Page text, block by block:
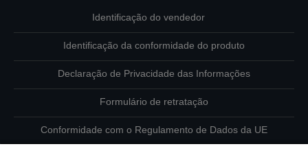
Identificação do vendedor
Identificação da conformidade do produto
Declaração de Privacidade das Informações
Formulário de retratação
Conformidade com o Regulamento de Dados da UE